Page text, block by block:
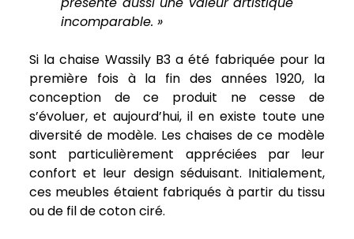
incomparable. »
Si la chaise Wassily B3 a été fabriquée pour la
première fois à la fin des années 1920, la
conception de ce produit ne cesse de
s’évoluer, et aujourd’hui, il en existe toute une
diversité de modèle. Les chaises de ce modèle
sont particulièrement appréciées par leur
confort et leur design séduisant. Initialement,
ces meubles étaient fabriqués à partir du tissu
ou de fil de coton ciré.